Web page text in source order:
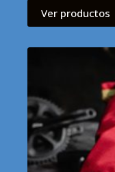
Ver productos